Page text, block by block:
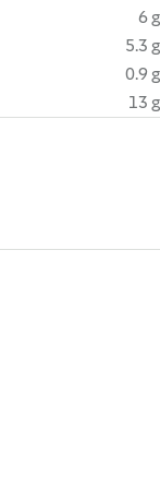
6 g
5.3 g
0.9 g
13 g